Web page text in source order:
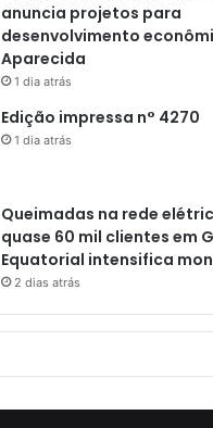
anuncia projetos para
desenvolvimento
Aparecida
1 dia atrás
Edição impressa n° 4270
1 dia atrás
Queimadas na rede
quase 60 mil clientes em
Equatorial intensifica
2 dias atrás